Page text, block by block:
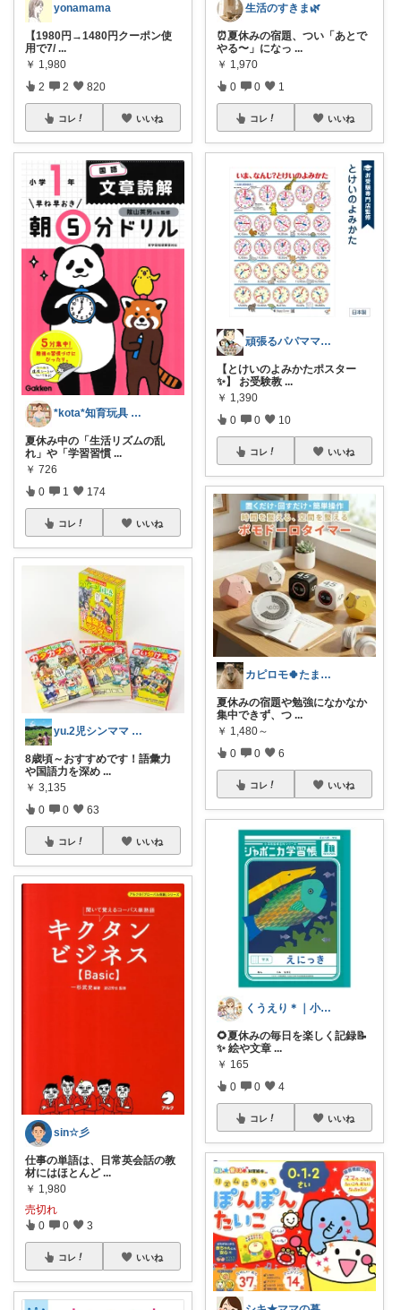
yonamama
【1980円→1480円クーポン使
用で7/ ...
￥ 1,980
2 2 820
コレ いいね
*kota*知育玩具 絵本キッズ ベビー
夏休み中の「生活リズムの乱
れ」や「学習習慣 ...
￥ 726
0 1 174
コレ いいね
yu.2児シンママ いつも心から感謝です
8歳頃～おすすめです！語彙力
や国語力を深め ...
￥ 3,135
0 0 63
コレ いいね
sin☆彡
仕事の単語は、日常英会話の教
材にはほとんど ...
￥ 1,980
売切れ
0 0 3
コレ いいね
生活のすきま🌿
⏰夏休みの宿題、つい「あとで
やる〜」になっ ...
￥ 1,970
0 0 1
コレ いいね
頑張るパパママ応援隊@育児・子供用品紹介
【とけいのよみかたポスター
✨】 お受験教 ...
￥ 1,390
0 0 10
コレ いいね
カピロモ🍀たまにくすっと笑えるーむ🐾
夏休みの宿題や勉強になかなか
集中できず、つ ...
￥ 1,480～
0 0 6
コレ いいね
くうえり＊｜小学生ママの便利グッズ
🌻夏休みの毎日を楽しく記録📝
✨ 絵や文章 ...
￥ 165
0 0 4
コレ いいね